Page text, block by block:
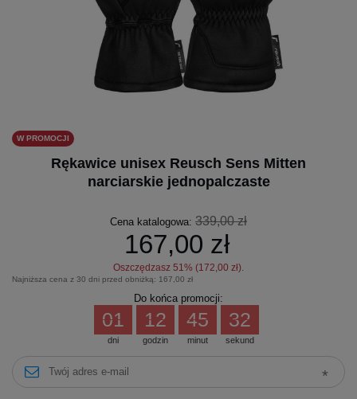
W PROMOCJI
Rękawice unisex Reusch Sens Mitten
narciarskie jednopalczaste
Cena katalogowa: 339,00 zł
167,00 zł
Oszczędzasz 51% (172,00 zł).
Najniższa cena z 30 dni przed obniżką: 167,00 zł
Do końca promocji:
dni
01
godzin
12
minut
45
sekund
32